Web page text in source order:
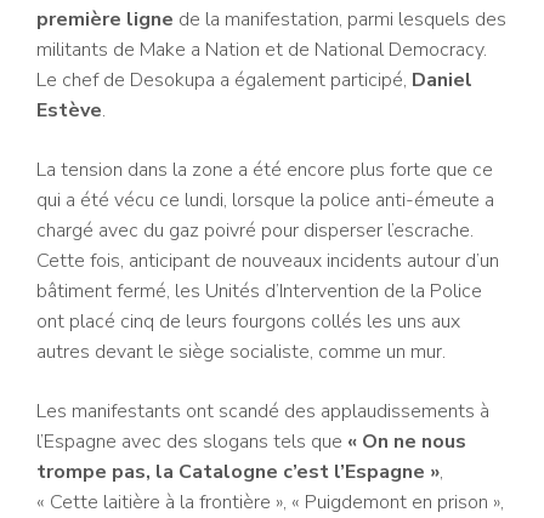
première ligne de la manifestation, parmi lesquels des
militants de Make a Nation et de National Democracy.
Le chef de Desokupa a également participé, Daniel
Estève.
La tension dans la zone a été encore plus forte que ce
qui a été vécu ce lundi, lorsque la police anti-émeute a
chargé avec du gaz poivré pour disperser l’escrache.
Cette fois, anticipant de nouveaux incidents autour d’un
bâtiment fermé, les Unités d’Intervention de la Police
ont placé cinq de leurs fourgons collés les uns aux
autres devant le siège socialiste, comme un mur.
Les manifestants ont scandé des applaudissements à
l’Espagne avec des slogans tels que « On ne nous
trompe pas, la Catalogne c’est l’Espagne »,
« Cette laitière à la frontière », « Puigdemont en prison »,